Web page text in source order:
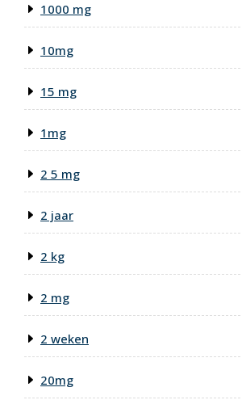
1000 mg
10mg
15 mg
1mg
2 5 mg
2 jaar
2 kg
2 mg
2 weken
20mg